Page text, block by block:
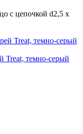
с цепочкой d2,5 х
Treat, темно-серый